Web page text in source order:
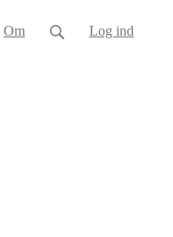
Om Log ind